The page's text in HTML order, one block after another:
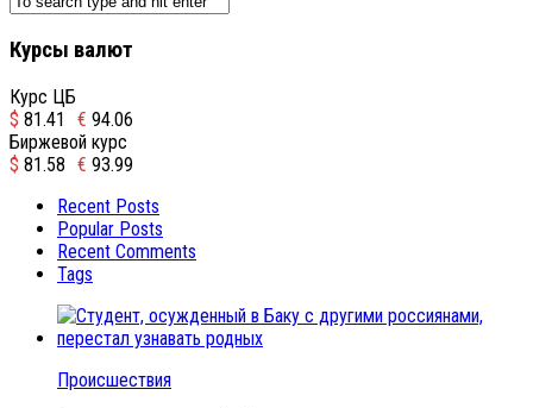
Курсы валют
Курс ЦБ
$ 81.41 € 94.06
Биржевой курс
$ 81.58 € 93.99
Recent Posts
Popular Posts
Recent Comments
Tags
Происшествия